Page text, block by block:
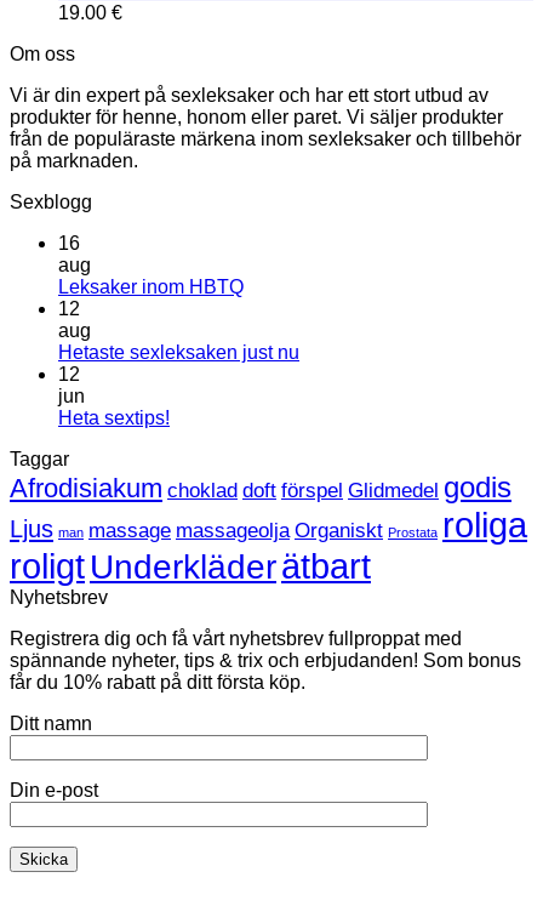
19.00 €
Om oss
Vi är din expert på sexleksaker och har ett stort utbud av
produkter för henne, honom eller paret. Vi säljer produkter
från de populäraste märkena inom sexleksaker och tillbehör
på marknaden.
Sexblogg
16
aug
Leksaker inom HBTQInga
Leksaker
12
aug
Hetaste sexleksaken just nu
12
jun
Heta sextips!
Heta
sextips!
Taggar
Afrodisiakum choklad doft förspel Glidmedel godis
Ljus man massage massageolja Organiskt Prostata roliga
roligtUnderkläderätbart
Nyhetsbrev
Registrera dig och få vårt nyhetsbrev fullproppat med
spännande nyheter, tips & trix och erbjudanden! Som bonus
får du 10% rabatt på ditt första köp.
Ditt namn
Din e-post